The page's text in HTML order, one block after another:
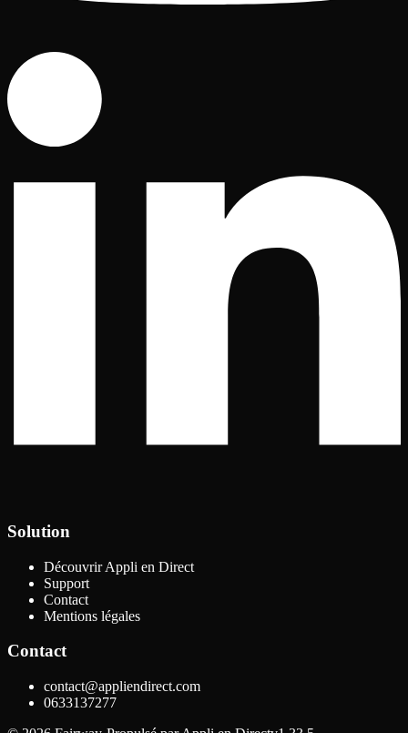
Solution
Découvrir Appli en Direct
Support
Contact
Mentions légales
Contact
contact@appliendirect.com
0633137277